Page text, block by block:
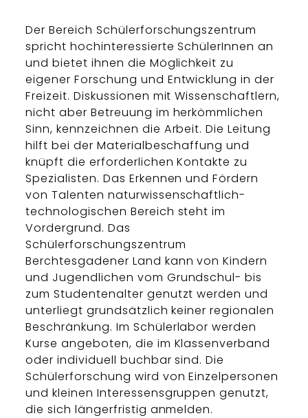
Der Bereich Schülerforschungszentrum
spricht hochinteressierte SchülerInnen an
und bietet ihnen die Möglichkeit zu
eigener Forschung und Entwicklung in der
Freizeit. Diskussionen mit Wissenschaftlern,
nicht aber Betreuung im herkömmlichen
Sinn, kennzeichnen die Arbeit. Die Leitung
hilft bei der Materialbeschaffung und
knüpft die erforderlichen Kontakte zu
Spezialisten. Das Erkennen und Fördern
von Talenten naturwissenschaftlich-
technologischen Bereich steht im
Vordergrund. Das
Schülerforschungszentrum
Berchtesgadener Land kann von Kindern
und Jugendlichen vom Grundschul- bis
zum Studentenalter genutzt werden und
unterliegt grundsätzlich keiner regionalen
Beschränkung. Im Schülerlabor werden
Kurse angeboten, die im Klassenverband
oder individuell buchbar sind. Die
Schülerforschung wird von Einzelpersonen
und kleinen Interessensgruppen genutzt,
die sich längerfristig anmelden.